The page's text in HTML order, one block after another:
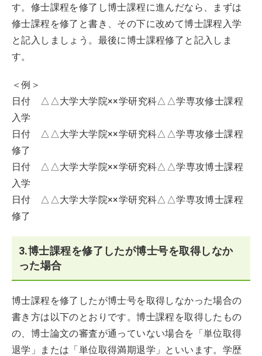
す。修士課程を修了し博士課程に進んだなら、まずは
修士課程を修了と書き、その下に改めて博士課程入学
と記入しましょう。最後に博士課程修了と記入しま
す。
＜例＞
日付 △△大学大学院××学研究科△△学専攻修士課程
入学
日付 △△大学大学院××学研究科△△学専攻修士課程
修了
日付 △△大学大学院××学研究科△△学専攻博士課程
入学
日付 △△大学大学院××学研究科△△学専攻博士課程
修了
3.博士課程を修了したが博士号を取得しなか
った場合
博士課程を修了したが博士号を取得しなかった場合の
書き方は以下のとおりです。博士課程を取得したもの
の、博士論文の審査が通っていない場合を「単位取得
退学」または「単位取得満期退学」といいます。学歴